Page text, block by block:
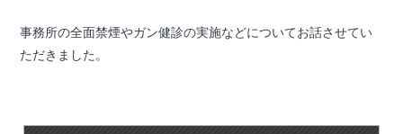
事務所の全面禁煙やガン健診の実施などについてお話させてい
ただきました。